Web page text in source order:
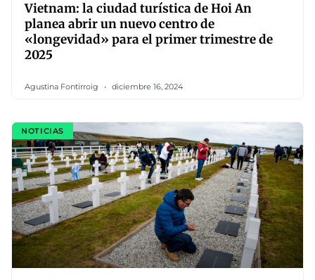
Vietnam: la ciudad turística de Hoi An
planea abrir un nuevo centro de
«longevidad» para el primer trimestre de
2025
Agustina Fontirroig diciembre 16, 2024
NOTICIAS